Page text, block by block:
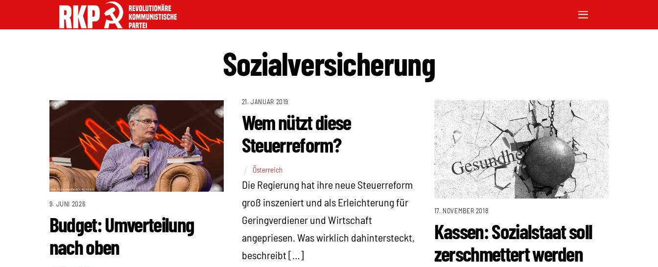
Sozialversicherung
9. JUNI 2026
Budget: Umverteilung
nach oben
21. JANUAR 2019
Wem nützt diese
Steuerreform?
Österreich
Die Regierung hat ihre neue Steuerreform
groß inszeniert und als Erleichterung für
Geringverdiener und Wirtschaft
angepriesen. Was wirklich dahintersteckt,
beschreibt […]
17. NOVEMBER 2018
Kassen: Sozialstaat soll
zerschmettert werden